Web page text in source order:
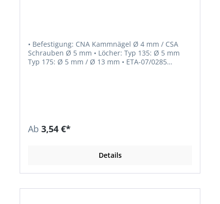
• Befestigung: CNA Kammnägel Ø 4 mm / CSA
Schrauben Ø 5 mm • Löcher: Typ 135: Ø 5 mm
Typ 175: Ø 5 mm / Ø 13 mm • ETA-07/0285
Ab 3,54 €*
Details